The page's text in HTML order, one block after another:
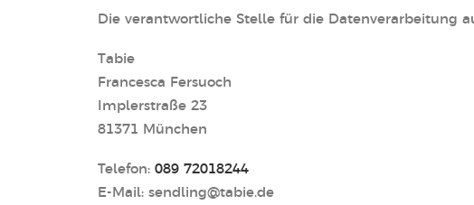
Die verantwortliche Stelle für die Datenverarbeitung
Tabie
Francesca Fersuoch
Implerstraße 23
81371 München
Telefon: 089 72018244
E-Mail: sendling@tabie.de